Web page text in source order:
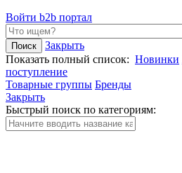
Войти b2b портал
Закрыть
Показать полный список: Новинки
поступление
Товарные группы Бренды
Закрыть
Быстрый поиск по категориям: